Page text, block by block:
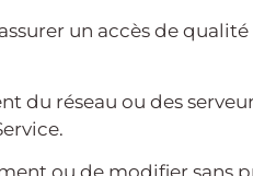
un accès de qualité
du réseau ou des